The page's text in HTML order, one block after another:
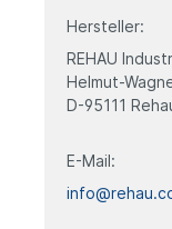
Hersteller:
REHAU
Helmut-
D-95111
E-Mail: